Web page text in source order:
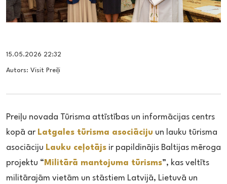
15.05.2026 22:32
Autors: Visit Preiļi
Preiļu novada Tūrisma attīstības un informācijas centrs
kopā ar Latgales tūrisma asociāciju un lauku tūrisma
asociāciju Lauku ceļotājs ir papildinājis Baltijas mēroga
projektu “ Militārā mantojuma tūrisms”, kas veltīts
militārajām vietām un stāstiem Latvijā, Lietuvā un